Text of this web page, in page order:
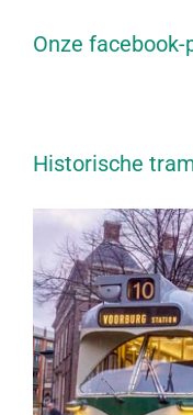
Onze facebook-
Historische